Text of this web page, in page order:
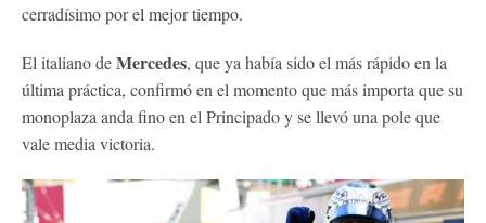
cerradísimo por el mejor tiempo.
El italiano deMercedes, que ya había sido el más rápido en la
última práctica, confirmó en el momento que más importa que su
monoplaza anda fino en el Principado y se llevó una pole que
vale media victoria.